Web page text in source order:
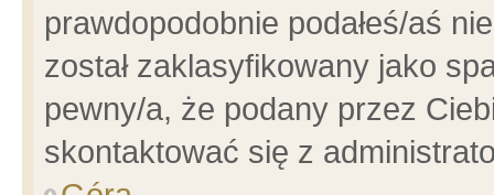
prawdopodobnie podałeś/aś
został zaklasyfikowany jako
pewny/a, że podany przez
skontaktować się z